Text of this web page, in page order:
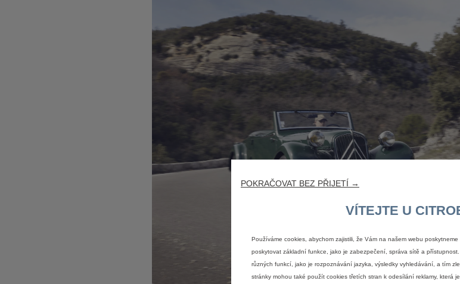
POKRAČOVAT BEZ PŘIJETÍ →
VÍTEJTE U
Používáme cookies, abychom zajistili, že Vám na našem webu
poskytovat základní funkce, jako je zabezpečení, správa sítě a
různých funkcí, jako je rozpoznávání jazyka, výsledky vyhledávání, a tím
stránky mohou také použít cookies třetích stran k odesílání reklamy, která